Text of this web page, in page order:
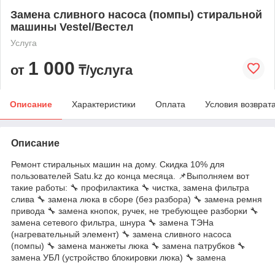
Замена сливного насоса (помпы) стиральной
машины Vestel/Вестел
Услуга
от 1 000 ₸/услуга
Описание Характеристики Оплата Условия
Описание
Ремонт стиральных машин на дому. Скидка 10% для
пользователей Satu.kz до конца месяца. 📌Выполняем вот
такие работы: 🔧 профилактика 🔧 чистка, замена фильтра
слива 🔧 замена люка в сборе (без разбора) 🔧 замена ремня
привода 🔧 замена кнопок, ручек, не требующее разборки 🔧
замена сетевого фильтра, шнура 🔧 замена ТЭНа
(нагревательный элемент) 🔧 замена сливного насоса
(помпы) 🔧 замена манжеты люка 🔧 замена патрубков 🔧
замена УБЛ (устройство блокировки люка) 🔧 замена